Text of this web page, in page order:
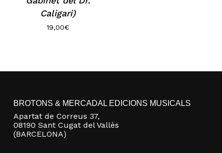
Caligari)
19,00€
BROTONS & MERCADAL EDICIONS MUSICALS
Apartat de Correus 37,
08190 Sant Cugat del Vallès
(BARCELONA)